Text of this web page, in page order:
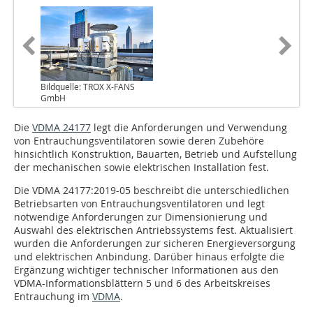
Bildquelle: TROX X-FANS
GmbH
Die VDMA 24177 legt die Anforderungen und Verwendung
von Entrauchungsventilatoren sowie deren Zubehöre
hinsichtlich Konstruktion, Bauarten, Betrieb und Aufstellung
der mechanischen sowie elektrischen Installation fest.
Die VDMA 24177:2019-05 beschreibt die unterschiedlichen
Betriebsarten von Entrauchungsventilatoren und legt
notwendige Anforderungen zur Dimensionierung und
Auswahl des elektrischen Antriebssystems fest. Aktualisiert
wurden die Anforderungen zur sicheren Energieversorgung
und elektrischen Anbindung. Darüber hinaus erfolgte die
Ergänzung wichtiger technischer Informationen aus den
VDMA-Informationsblättern 5 und 6 des Arbeitskreises
Entrauchung im VDMA.